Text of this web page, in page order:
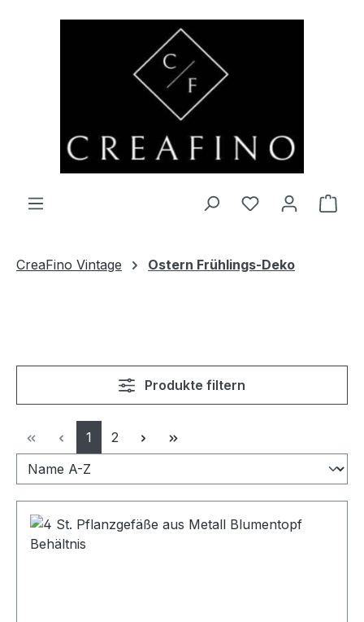
Zum Hauptinhalt springen
Du hast 0
CreaFino Vintage Ostern Frühlings-Deko
Produkte filtern
Seite
1 Seite
2